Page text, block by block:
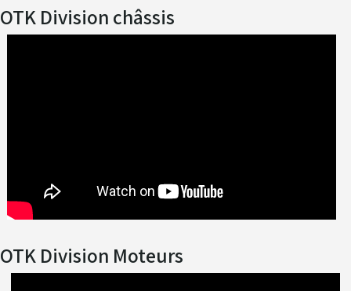
OTK Division châssis
OTK Division Moteurs